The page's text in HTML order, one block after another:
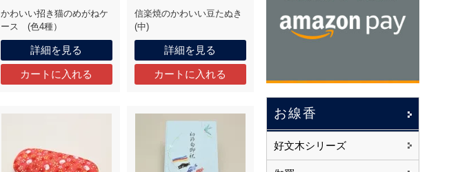
かわいい招き猫のめがねケ
ース (色4種）
詳細を見る
信楽焼のかわいい豆たぬき
(中)
詳細を見る
お線香
好文木シリーズ